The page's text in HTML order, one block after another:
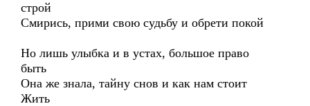
строй
Смирись, прими свою судьбу и обрети покой
Но лишь улыбка и в устах, большое право
быть
Она же знала, тайну снов и как нам стоит
Жить